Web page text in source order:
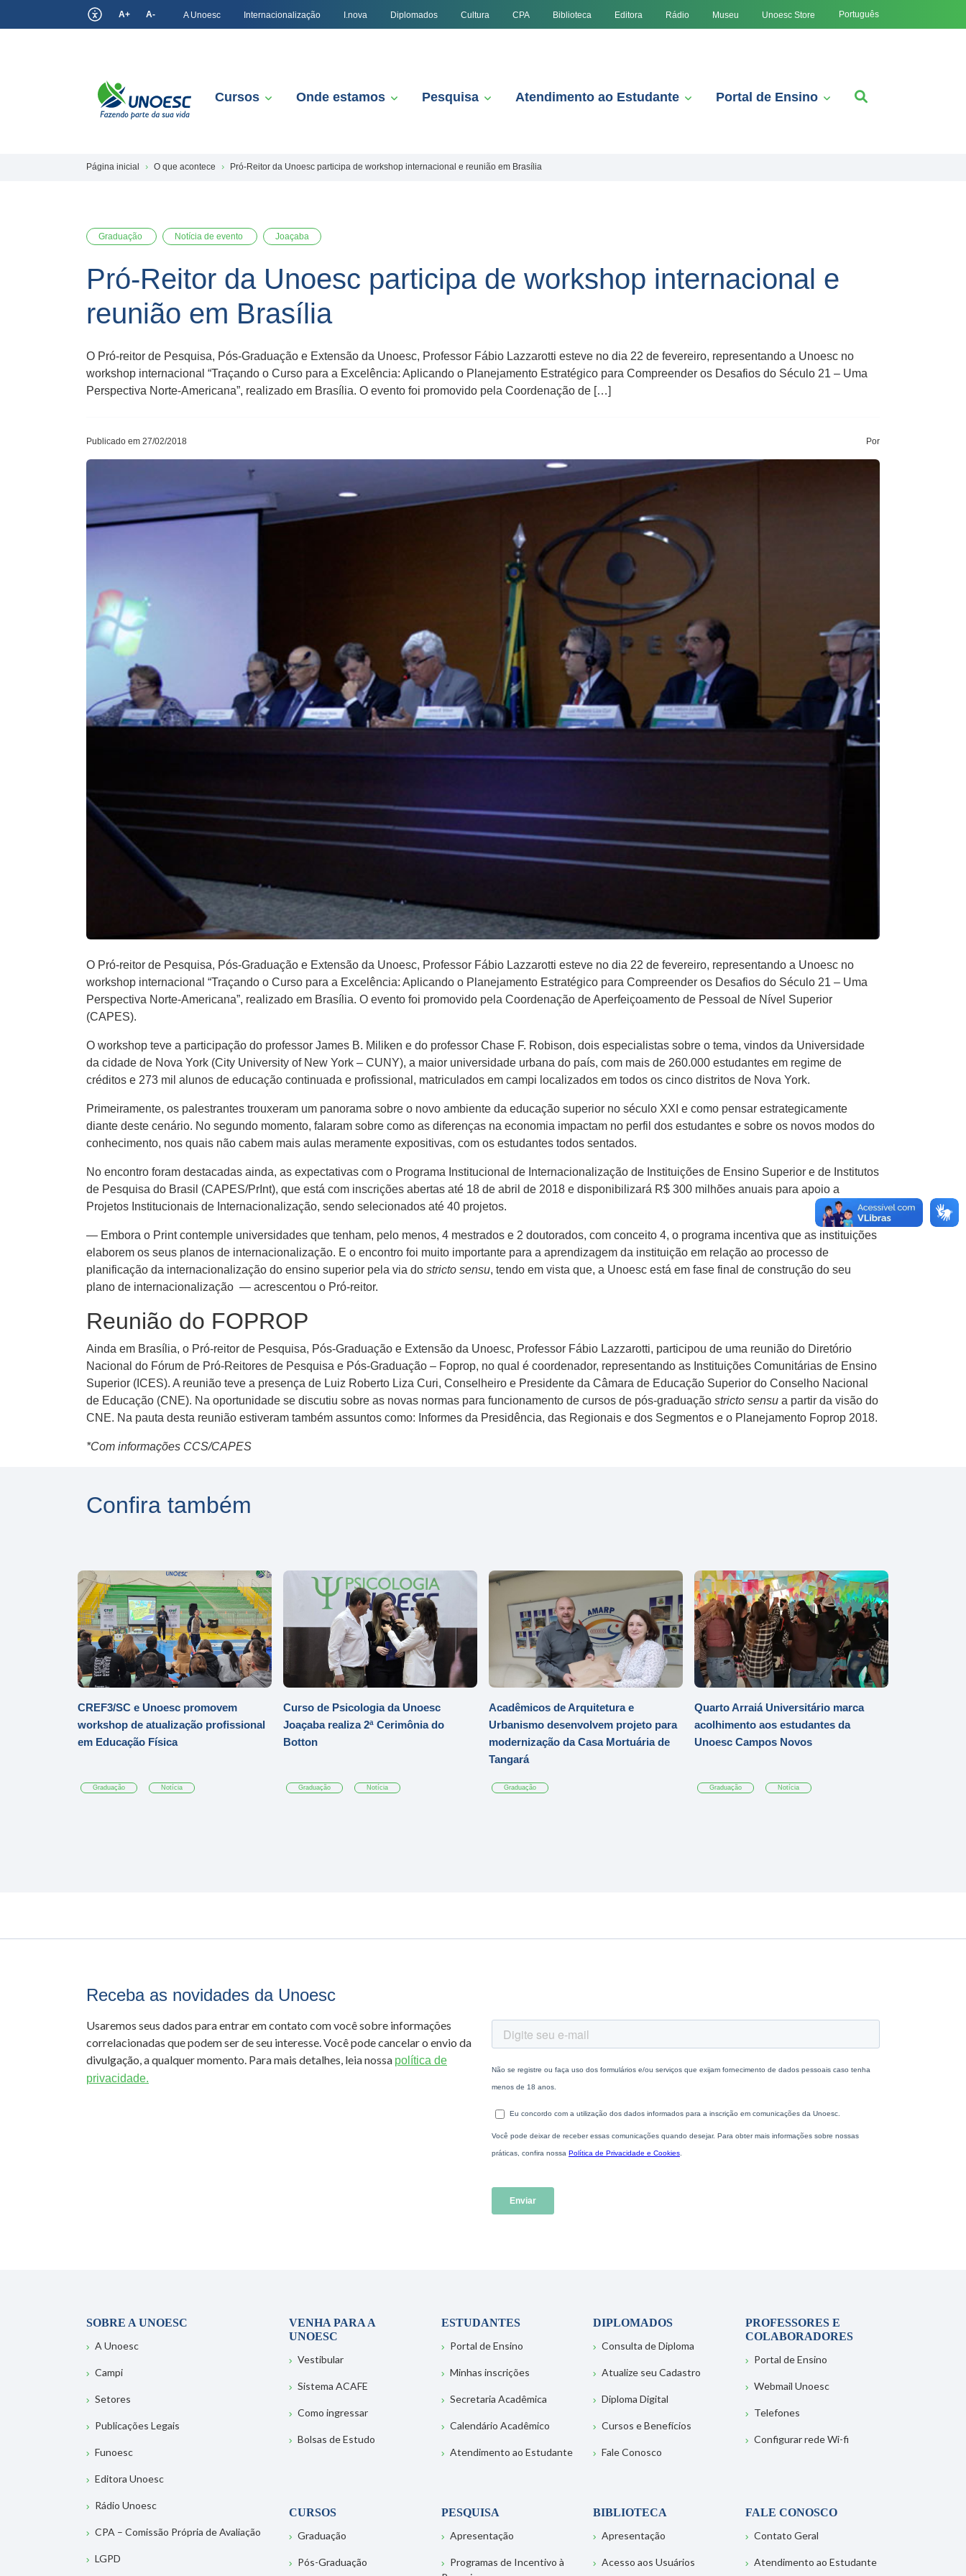
A+ A- A Unoesc Internacionalização I.nova Diplomados Cultura CPA Biblioteca Editora Rádio Museu Unoesc Store Português
Cursos Onde estamos Pesquisa Atendimento ao Estudante Portal de Ensino
Página inicial O que acontece Pró-Reitor da Unoesc participa de workshop internacional e reunião em Brasília
Graduação Notícia de evento Joaçaba
Pró-Reitor da Unoesc participa de workshop internacional e
reunião em Brasília
O Pró-reitor de Pesquisa, Pós-Graduação e Extensão da Unoesc, Professor Fábio Lazzarotti esteve no dia 22 de fevereiro, representando a Unoesc no
workshop internacional “Traçando o Curso para a Excelência: Aplicando o Planejamento Estratégico para Compreender os Desafios do Século 21 – Uma
Perspectiva Norte-Americana”, realizado em Brasília. O evento foi promovido pela Coordenação de […]
Publicado em 27/02/2018 Por
O Pró-reitor de Pesquisa, Pós-Graduação e Extensão da Unoesc, Professor Fábio Lazzarotti esteve no dia 22 de fevereiro, representando a Unoesc no
workshop internacional “Traçando o Curso para a Excelência: Aplicando o Planejamento Estratégico para Compreender os Desafios do Século 21 – Uma
Perspectiva Norte-Americana”, realizado em Brasília. O evento foi promovido pela Coordenação de Aperfeiçoamento de Pessoal de Nível Superior
(CAPES).
O workshop teve a participação do professor James B. Miliken e do professor Chase F. Robison, dois especialistas sobre o tema, vindos da Universidade
da cidade de Nova York (City University of New York – CUNY), a maior universidade urbana do país, com mais de 260.000 estudantes em regime de
créditos e 273 mil alunos de educação continuada e profissional, matriculados em campi localizados em todos os cinco distritos de Nova York.
Primeiramente, os palestrantes trouxeram um panorama sobre o novo ambiente da educação superior no século XXI e como pensar estrategicamente
diante deste cenário. No segundo momento, falaram sobre como as diferenças na economia impactam no perfil dos estudantes e sobre os novos modos do
conhecimento, nos quais não cabem mais aulas meramente expositivas, com os estudantes todos sentados.
No encontro foram destacadas ainda, as expectativas com o Programa Institucional de Internacionalização de Instituições de Ensino Superior e de Institutos
de Pesquisa do Brasil (CAPES/PrInt), que está com inscrições abertas até 18 de abril de 2018 e disponibilizará R$ 300 milhões anuais para apoio a
Projetos Institucionais de Internacionalização, sendo selecionados até 40 projetos.
— Embora o Print contemple universidades que tenham, pelo menos, 4 mestrados e 2 doutorados, com conceito 4, o programa incentiva que as instituições
elaborem os seus planos de internacionalização. E o encontro foi muito importante para a aprendizagem da instituição em relação ao processo de
planificação da internacionalização do ensino superior pela via do stricto sensu, tendo em vista que, a Unoesc está em fase final de construção do seu
plano de internacionalização — acrescentou o Pró-reitor.
Reunião do FOPROP
Ainda em Brasília, o Pró-reitor de Pesquisa, Pós-Graduação e Extensão da Unoesc, Professor Fábio Lazzarotti, participou de uma reunião do Diretório
Nacional do Fórum de Pró-Reitores de Pesquisa e Pós-Graduação – Foprop, no qual é coordenador, representando as Instituições Comunitárias de Ensino
Superior (ICES). A reunião teve a presença de Luiz Roberto Liza Curi, Conselheiro e Presidente da Câmara de Educação Superior do Conselho Nacional
de Educação (CNE). Na oportunidade se discutiu sobre as novas normas para funcionamento de cursos de pós-graduação stricto sensu a partir da visão do
CNE. Na pauta desta reunião estiveram também assuntos como: Informes da Presidência, das Regionais e dos Segmentos e o Planejamento Foprop 2018.
*Com informações CCS/CAPES
Confira também
CREF3/SC e Unoesc promovem
workshop de atualização profissional
em Educação Física
Graduação Notícia
Curso de Psicologia da Unoesc
Joaçaba realiza 2ª Cerimônia do
Botton
Graduação Notícia
Acadêmicos de Arquitetura e
Urbanismo desenvolvem projeto para
modernização da Casa Mortuária de
Tangará
Graduação
Quarto Arraiá Universitário marca
acolhimento aos estudantes da
Unoesc Campos Novos
Graduação Notícia
Receba as novidades da Unoesc
Usaremos seus dados para entrar em contato com você sobre informações
correlacionadas que podem ser de seu interesse. Você pode cancelar o envio da
divulgação, a qualquer momento. Para mais detalhes, leia nossa política de
privacidade.
SOBRE A UNOESC
A Unoesc
Campi
Setores
Publicações Legais
Funoesc
Editora Unoesc
Rádio Unoesc
CPA – Comissão Própria de Avaliação
LGPD
VENHA PARA A
UNOESC
Vestibular
Sistema ACAFE
Como ingressar
Bolsas de Estudo
ESTUDANTES
Portal de Ensino
Minhas inscrições
Secretaria Acadêmica
Calendário Acadêmico
Atendimento ao Estudante
DIPLOMADOS
Consulta de Diploma
Atualize seu Cadastro
Diploma Digital
Cursos e Benefícios
Fale Conosco
PROFESSORES E
COLABORADORES
Portal de Ensino
Webmail Unoesc
Telefones
Configurar rede Wi-fi
CURSOS
Graduação
Pós-Graduação
PESQUISA
Apresentação
Programas de Incentivo à
BIBLIOTECA
Apresentação
Acesso aos Usuários
FALE CONOSCO
Contato Geral
Atendimento ao Estudante